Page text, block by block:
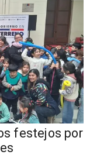
festejos por